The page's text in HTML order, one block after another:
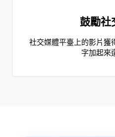
鼓勵社
社交媒體平臺上的影片獲
字加起來